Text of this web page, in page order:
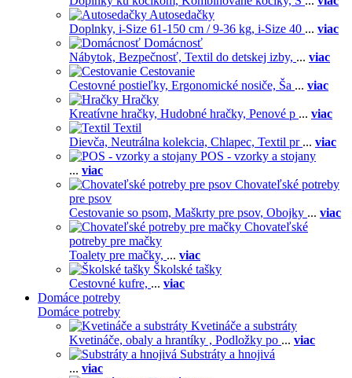
Autosedačky
Doplnky, i-Size 61-150 cm / 9-36 kg, i-Size 40 ... viac
Domácnosť
Nábytok, Bezpečnosť, Textil do detskej izby, ... viac
Cestovanie
Cestovné postieľky, Ergonomické nosiče, Ša ... viac
Hračky
Kreatívne hračky, Hudobné hračky, Penové p ... viac
Textil
Dievča, Neutrálna kolekcia, Chlapec, Textil pr ... viac
POS - vzorky a stojany
... viac
Chovateľské potreby
pre psov
Cestovanie so psom, Maškrty pre psov, Obojky ... viac
Chovateľské
potreby pre mačky
Toalety pre mačky, ... viac
Školské tašky
Cestovné kufre, ... viac
Domáce potreby
Domáce potreby
Kvetináče a substráty
Kvetináče, obaly a hrantíky , Podložky po ... viac
Substráty a hnojivá
... viac